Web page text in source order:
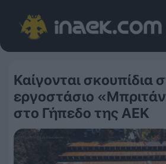
Καίγονται σκουπίδια
εργοστάσιο
στο Γήπεδο της ΑΕΚ